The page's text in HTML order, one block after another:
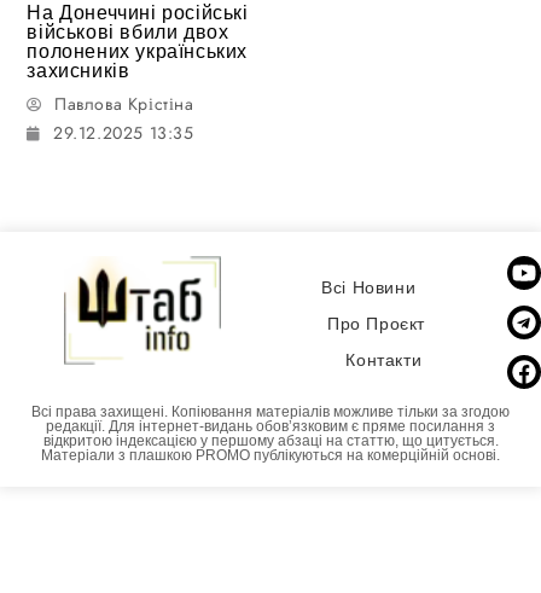
На Донеччині російські
військові вбили двох
полонених українських
захисників
Павлова Крістіна
29.12.2025 13:35
Всі Новини
Про Проєкт
Контакти
Всі права захищені. Копіювання матеріалів можливе тільки за згодою
редакції. Для інтернет-видань обовʼязковим є пряме посилання з
відкритою індексацією у першому абзаці на статтю, що цитується.
Матеріали з плашкою PROMO публікуються на комерційній основі.